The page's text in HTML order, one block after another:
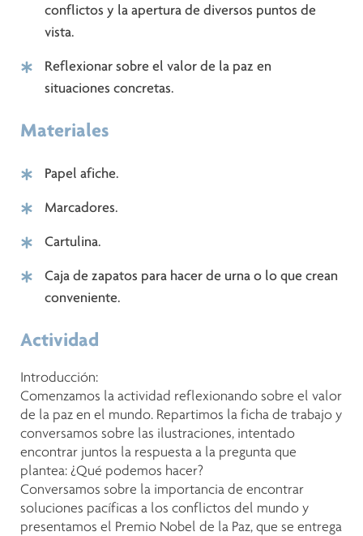
conflictos y la apertura de diversos puntos de
vista.
Reflexionar sobre el valor de la paz en
situaciones concretas.
Materiales
Papel afiche.
Marcadores.
Cartulina.
Caja de zapatos para hacer de urna o lo que crean
conveniente.
Actividad
Introducción:
Comenzamos la actividad reflexionando sobre el valor
de la paz en el mundo. Repartimos la ficha de trabajo y
conversamos sobre las ilustraciones, intentado
encontrar juntos la respuesta a la pregunta que
plantea: ¿Qué podemos hacer?
Conversamos sobre la importancia de encontrar
soluciones pacíficas a los conflictos del mundo y
presentamos el Premio Nobel de la Paz, que se entrega